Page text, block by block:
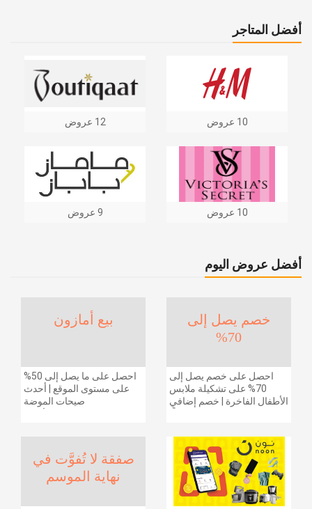
أفضل المتاجر
12 عروض 10 عروض
9 عروض 10 عروض
أفضل عروض اليوم
بيع أمازون
احصل على ما يصل إلى 50%
على مستوى الموقع | أحدث
صيحات الموضة
خصم يصل إلى
70%
احصل على خصم يصل إلى
70% على تشكيلة ملابس
الأطفال الفاخرة | خصم إضافي
صفقة لا تُفوَّت في
نهاية الموسم